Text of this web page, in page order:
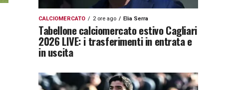
CALCIOMERCATO 2 ore ago Elia Serra
Tabellone calciomercato estivo Cagliari
2026 LIVE: i trasferimenti in entrata e
in uscita